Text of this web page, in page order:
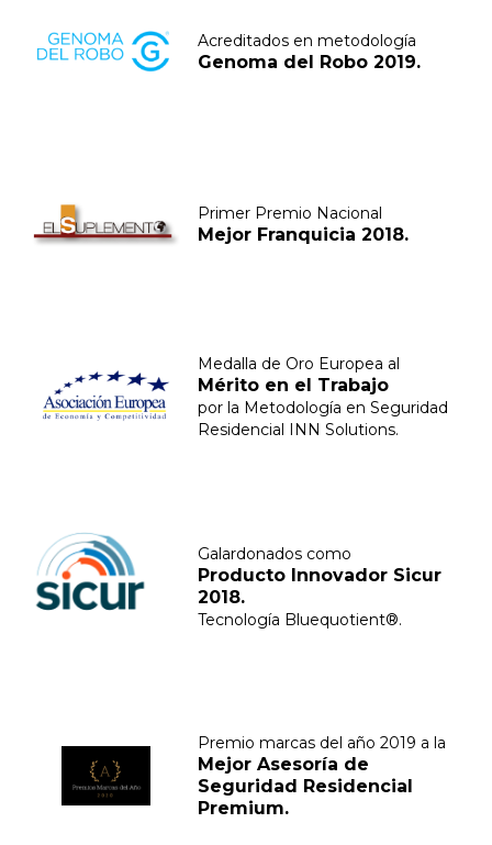
Acreditados en metodología
Genoma del Robo 2019.
Primer Premio Nacional
Mejor Franquicia 2018.
Medalla de Oro Europea al
Mérito en el Trabajo
por la Metodología en Seguridad
Residencial INN Solutions.
Galardonados como
Producto Innovador Sicur
2018.
Tecnología Bluequotient®.
Premio marcas del año 2019 a la
Mejor Asesoría de
Seguridad Residencial
Premium.